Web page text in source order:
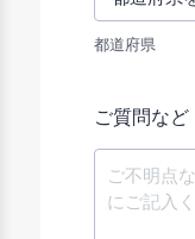
都道府県
ご質問など